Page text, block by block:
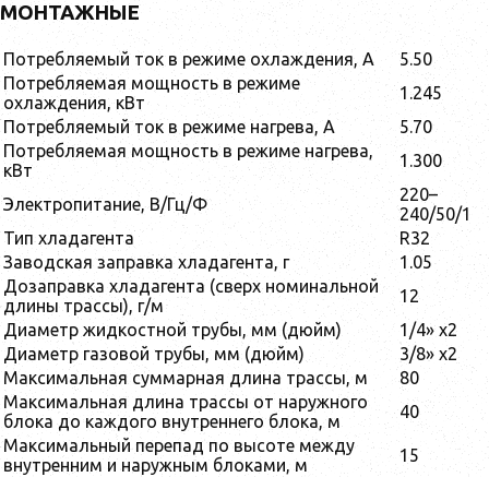
МОНТАЖНЫЕ
Потребляемый ток в режиме охлаждения, А
5.50
Потребляемая мощность в режиме
охлаждения, кВт
1.245
Потребляемый ток в режиме нагрева, А
5.70
Потребляемая мощность в режиме нагрева,
кВт
1.300
Электропитание, В/Гц/Ф
220–
240/50/1
Тип хладагента
R32
Заводская заправка хладагента, г
1.05
Дозаправка хладагента (сверх номинальной
длины трассы), г/м
12
Диаметр жидкостной трубы, мм (дюйм)
1/4» x2
Диаметр газовой трубы, мм (дюйм)
3/8» x2
Максимальная суммарная длина трассы, м
80
Максимальная длина трассы от наружного
блока до каждого внутреннего блока, м
40
Максимальный перепад по высоте между
внутренним и наружным блоками, м
15